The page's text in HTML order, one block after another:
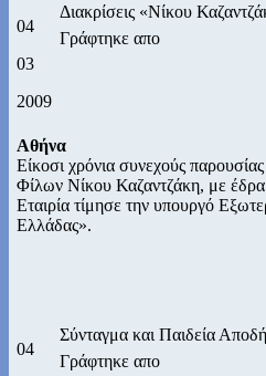
04
03
2009
Διακρίσεις «Νίκου
Γράφτηκε απο
Αθήνα
Είκοσι χρόνια συνεχούς
Φίλων Νίκου Καζαντζάκη, με έδρα
Εταιρία τίμησε την υπουργό
Ελλάδας».
04
Σύνταγμα και Παιδεία
Γράφτηκε απο